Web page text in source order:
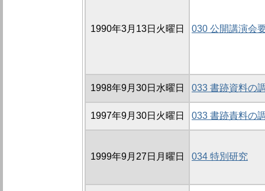
1990年3月13日火曜日 030 公開講演会
1998年9月30日水曜日 033 書跡資料の
1997年9月30日火曜日 033 書跡責料の
1999年9月27日月曜日 034 特別研究